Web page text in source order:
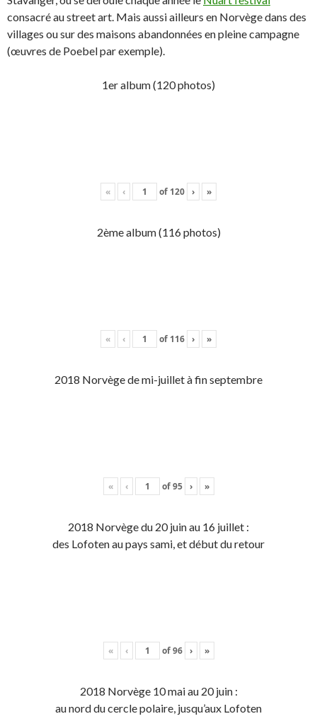
consacré au street art. Mais aussi ailleurs en Norvège dans des
villages ou sur des maisons abandonnées en pleine campagne
(œuvres de Poebel par exemple).
1er album (120 photos)
« ‹ of 120 › »
2ème album (116 photos)
« ‹ of 116 › »
2018 Norvège de mi-juillet à fin septembre
« ‹ of95 › »
2018 Norvège du 20 juin au 16 juillet :
des Lofoten au pays sami, et début du retour
« ‹ of96 › »
2018 Norvège 10 mai au 20 juin :
au nord du cercle polaire, jusqu’aux Lofoten